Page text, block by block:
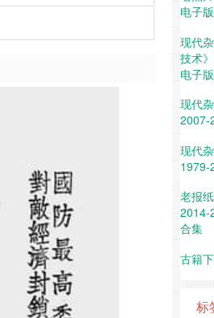
电子
现代
技术
电子
现代
2007-
现代
1979-
老报
2014-
合集
古籍
标